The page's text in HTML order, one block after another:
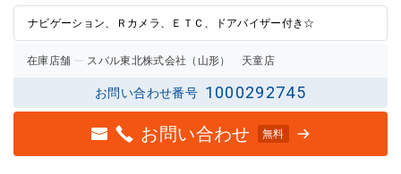
ナビゲーション、Ｒカメラ、ＥＴＣ、ドアバイザー付き☆
在庫店舗 スバル東北株式会社（山形） 天童店
お問い合わせ番号 1000292745
お問い合わせ 無料